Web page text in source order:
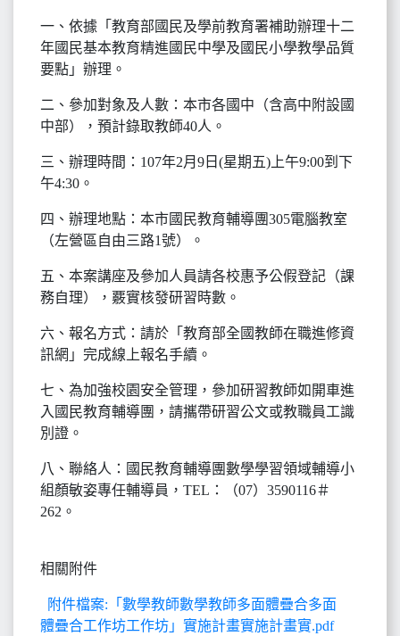
一、依據「教育部國民及學前教育署補助辦理十二
年國民基本教育精進國民中學及國民小學教學品質
要點」辦理。
二、參加對象及人數：本市各國中（含高中附設國
中部），預計錄取教師40人。
三、辦理時間：107年2月9日(星期五)上午9:00到下
午4:30。
四、辦理地點：本市國民教育輔導團305電腦教室
（左營區自由三路1號）。
五、本案講座及參加人員請各校惠予公假登記（課
務自理），覈實核發研習時數。
六、報名方式：請於「教育部全國教師在職進修資
訊網」完成線上報名手續。
七、為加強校園安全管理，參加研習教師如開車進
入國民教育輔導團，請攜帶研習公文或教職員工識
別證。
八、聯絡人：國民教育輔導團數學學習領域輔導小
組顏敏姿專任輔導員，TEL：（07）3590116＃
262。
相關附件
附件檔案:「數學教師數學教師多面體疊合多面
體疊合工作坊工作坊」實施計畫實施計畫實.pdf